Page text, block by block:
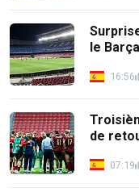
le Barça
16:56
de
07:19